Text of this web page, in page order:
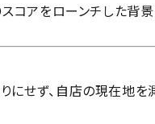
コアをローンチした背景
にせず、自店の現在地を